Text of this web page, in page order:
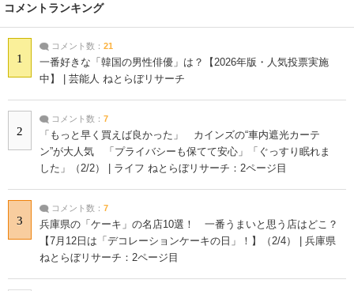
コメントランキング
1
コメント数： 21
一番好きな「韓国の男性俳優」は？【2026年版・人気投票実施
中】 | 芸能人 ねとらぼリサーチ
2
コメント数： 7
「もっと早く買えば良かった」 カインズの“車内遮光カーテ
ン”が大人気 「プライバシーも保てて安心」「ぐっすり眠れま
した」（2/2） | ライフ ねとらぼリサーチ：2ページ目
3
コメント数： 7
兵庫県の「ケーキ」の名店10選！ 一番うまいと思う店はどこ？
【7月12日は「デコレーションケーキの日」！】（2/4） | 兵庫県
ねとらぼリサーチ：2ページ目